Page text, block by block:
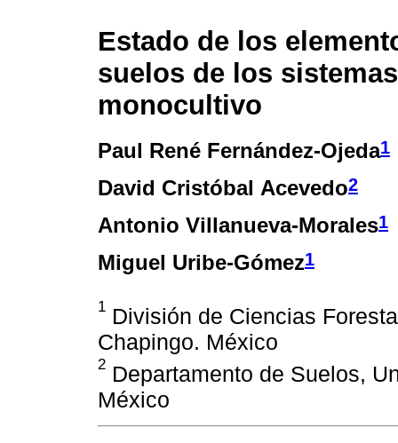
Estado de los
suelos de los
monocultivo
Paul René Fernández-Ojeda1
David Cristóbal Acevedo2
Antonio Villanueva-Morales1
Miguel Uribe-Gómez1
1 División de Ciencias
Chapingo. México
2 Departamento de Suelos,
México